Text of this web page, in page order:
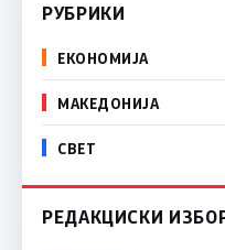
РУБРИКИ
ЕКОНОМИЈА
МАКЕДОНИЈА
СВЕТ
РЕДАКЦИСКИ